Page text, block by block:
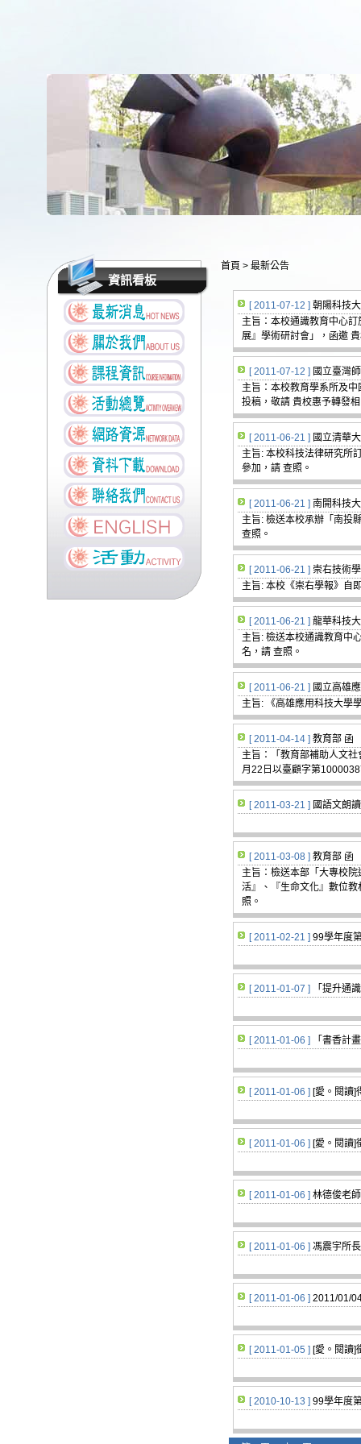
資訊看板
首頁 > 最新公告
[ 2011-07-12 ] 朝陽科技
主旨：本校通識教育中心
展』學術研討會」，函邀
[ 2011-07-12 ] 國立臺灣
主旨：本校教育學系所及
投稿，敬請 貴校惠予轉發
[ 2011-06-21 ] 國立清華
主旨: 本校科技法律研究所
參加，請 查照。
[ 2011-06-21 ] 南開科技
主旨: 檢送本校承辦「南投
查照。
[ 2011-06-21 ] 崇右技術
主旨: 本校《崇右學報》自
[ 2011-06-21 ] 龍華科技
主旨: 檢送本校通識教育中
名，請 查照。
[ 2011-06-21 ] 國立高雄
主旨: 《高雄應用科技大學
[ 2011-04-14 ] 教育部 函
主旨：「教育部補助人文
月22日以臺顧字第
[ 2011-03-21 ] 國語文朗
[ 2011-03-08 ] 教育部 函
主旨：檢送本部「大專校
活』、『生命文化』數位
照。
[ 2011-02-21 ] 99學年度
[ 2011-01-07 ] 「提升通
[ 2011-01-06 ] 「書香計
[ 2011-01-06 ] [愛。閱讀]
[ 2011-01-06 ] [愛。閱讀]
[ 2011-01-06 ] 林德俊老
[ 2011-01-06 ] 馮震宇所
[ 2011-01-06 ] 2011/01/
[ 2011-01-05 ] [愛。閱讀]
[ 2010-10-13 ] 99學年度